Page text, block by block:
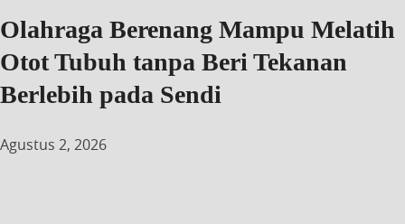
Olahraga Berenang Mampu Melatih
Otot Tubuh tanpa Beri Tekanan
Berlebih pada Sendi
Agustus 2, 2026